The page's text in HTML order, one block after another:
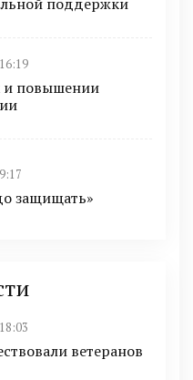
и повышении
защищать»
ветеранов